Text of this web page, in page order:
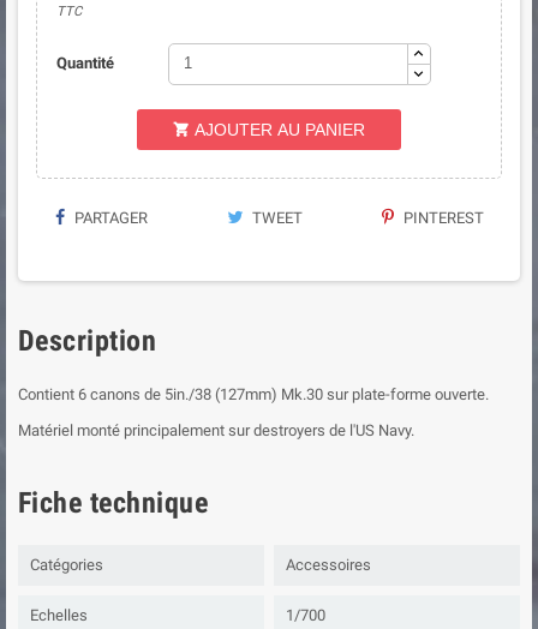
TTC
Quantité
 AJOUTER AU PANIER
PARTAGER TWEET PINTEREST
Description
Contient 6 canons de 5in./38 (127mm) Mk.30 sur plate-forme ouverte.
Matériel monté principalement sur destroyers de l'US Navy.
Fiche technique
Catégories Accessoires
Echelles 1/700